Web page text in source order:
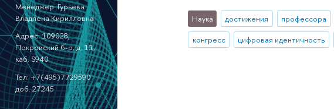
Менеджер: Гурьева
Владлена Кирилловна
Адрес: 109028,
Покровский б-р, д. 11,
каб. S940
Тел: +7(495)7729590
доб. 27245
Наука достижения профессора
конгресс
цифровая идентичность